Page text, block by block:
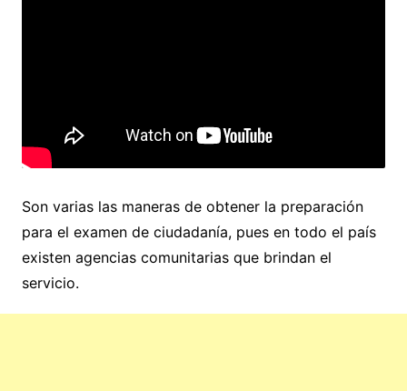
Son varias las maneras de obtener la preparación
para el examen de ciudadanía, pues en todo el país
existen agencias comunitarias que brindan el
servicio.